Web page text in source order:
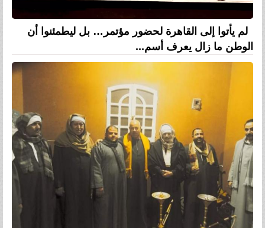
لم يأتوا إلى القاهرة لحضور مؤتمر… بل ليطمئنوا أن
الوطن ما زال يعرف أسم...